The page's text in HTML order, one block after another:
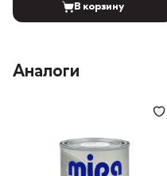
В корзину
Аналоги